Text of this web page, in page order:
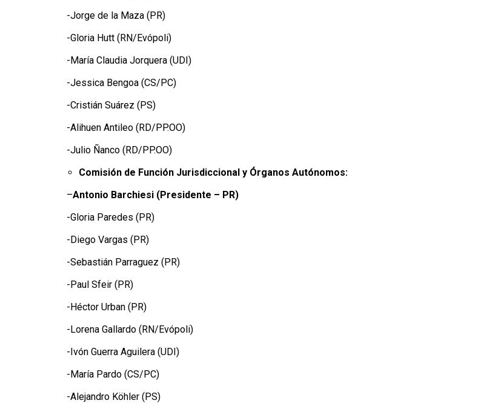
-Jorge de la Maza (PR)
-Gloria Hutt (RN/Evópoli)
-María Claudia Jorquera (UDI)
-Jessica Bengoa (CS/PC)
-Cristián Suárez (PS)
-Alihuen Antileo (RD/PP.OO)
-Julio Ñanco (RD/PP.OO)
Comisión de Función Jurisdiccional y Órganos Autónomos:
–Antonio Barchiesi (Presidente – PR)
-Gloria Paredes (PR)
-Diego Vargas (PR)
-Sebastián Parraguez (PR)
-Paul Sfeir (PR)
-Héctor Urban (PR)
-Lorena Gallardo (RN/Evópoli)
-Ivón Guerra Aguilera (UDI)
-María Pardo (CS/PC)
-Alejandro Köhler (PS)